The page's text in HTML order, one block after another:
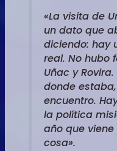
«La visita de
un dato que
diciendo: hay
real. No hubo
Uñac y
donde
encuentro.
la política
año que
cosa».